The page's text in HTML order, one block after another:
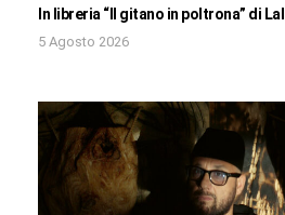
In libreria “Il gitano in poltrona” di
5 Agosto 2026